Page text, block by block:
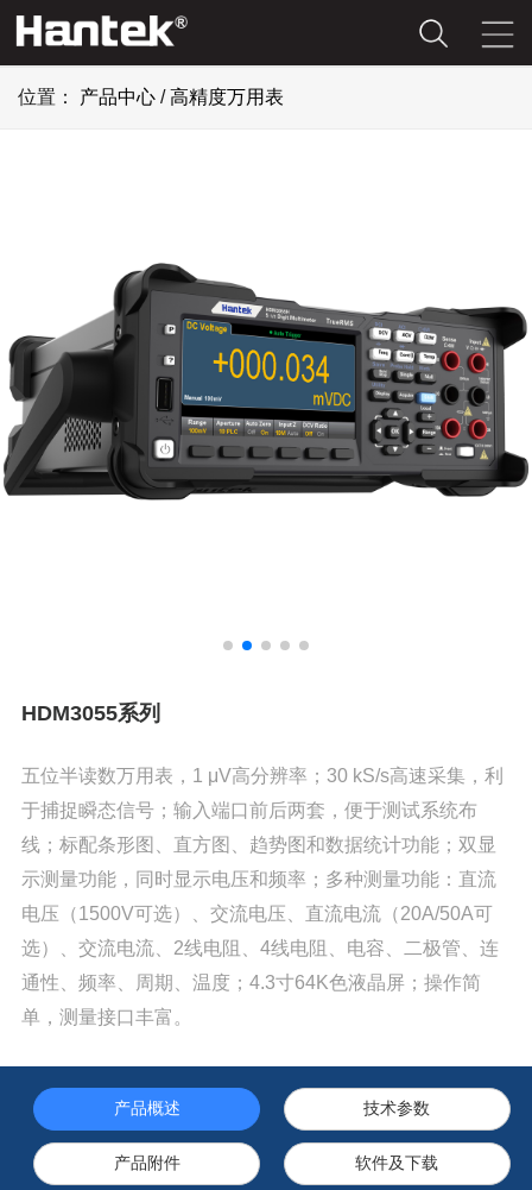
位置： 产品中心 /高精度万用表
HDM3055系列
五位半读数万用表，1 μV高分辨率；30 kS/s高速采集，利
于捕捉瞬态信号；输入端口前后两套，便于测试系统布
线；标配条形图、直方图、趋势图和数据统计功能；双显
示测量功能，同时显示电压和频率；多种测量功能：直流
电压（1500V可选）、交流电压、直流电流（20A/50A可
选）、交流电流、2线电阻、4线电阻、电容、二极管、连
通性、频率、周期、温度；4.3寸64K色液晶屏；操作简
单，测量接口丰富。
产品概述 技术参数
产品附件 软件及下载